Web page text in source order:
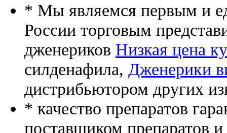
* Мы являемся первым и
России торговым
дженериков Низкая цена
силденафила, Дженерики
дистрибьютором других
* качество препаратов
поставщиком препаратов